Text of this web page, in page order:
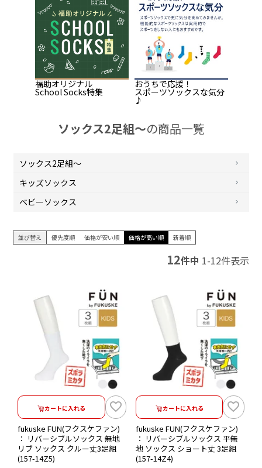
福助オリジナル
School Socks特集
おうちで応援！
スポーツソックスな気分
♪
ソックス2足組～の商品一覧
ソックス2足組～
キッズソックス
ベビーソックス
並び替え 優先度順 価格が安い順 価格が高い順 新着順
12件中 1-12件表示
カートに入れる
fukuske FUN(フクスケファン)
： リバーシブルソックス 無地
リブ ソックス クルー丈3足組
(157-14Z5)
カートに入れる
fukuske FUN(フクスケファン)
： リバーシブルソックス 平無
地 ソックス ショート丈 3足組
(157-14Z4)